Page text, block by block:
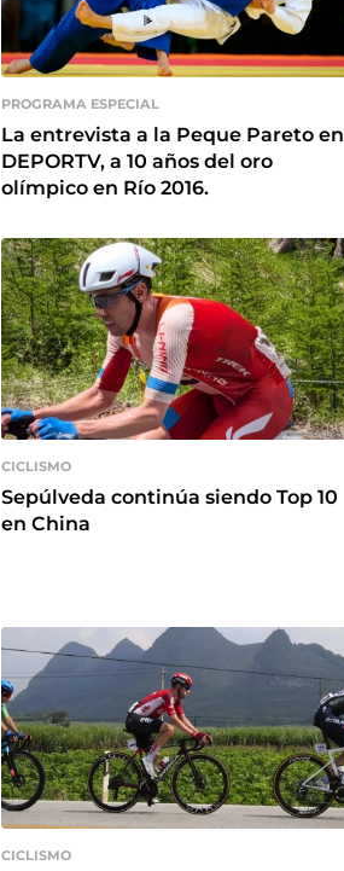
PROGRAMA ESPECIAL
La entrevista a la Peque Pareto en
DEPORTV, a 10 años del oro
olímpico en Río 2016.
CICLISMO
Sepúlveda continúa siendo Top 10
en China
CICLISMO